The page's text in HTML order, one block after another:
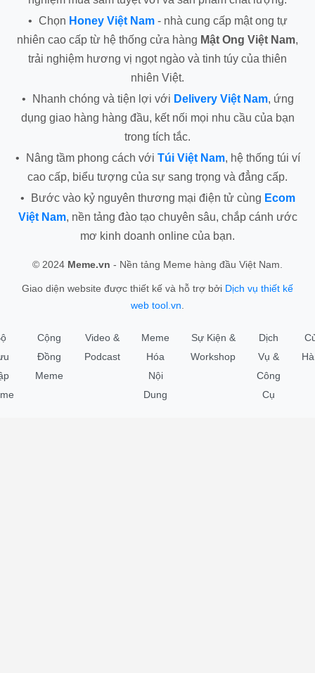
• Chọn Honey Việt Nam- nhà cung cấp mật ong tự
nhiên cao cấp từ hệ thống cửa hàng Mật Ong Việt Nam,
trải nghiệm hương vị ngọt ngào và tinh túy của thiên
nhiên Việt.
•
Nhanh chóng và tiện lợi với Delivery Việt Nam, ứng
dụng giao hàng hàng đầu, kết nối mọi nhu cầu của bạn
trong tích tắc.
•
Nâng tầm phong cách với Túi Việt Nam, hệ thống túi ví
cao cấp, biểu tượng của sự sang trọng và đẳng cấp.
•
Bước vào kỷ nguyên thương mại điện tử cùng Ecom
Việt Nam, nền tảng đào tạo chuyên sâu, chắp cánh ước
mơ kinh doanh online của bạn.
© 2024 Meme.vn - Nền tảng Meme hàng đầu Việt Nam.
Giao diện website được thiết kế và hỗ trợ bởi Dịch vụ thiết kế
web tool.vn
Cộng
Đồng
Meme
Video &
Podcast
Meme
Hóa
Nội
Dung
Sự Kiện &
Workshop
Dịch
Vụ &
Công
Cụ